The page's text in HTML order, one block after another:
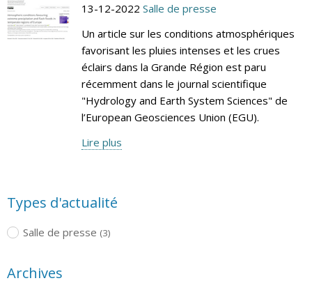
13-12-2022 Salle de presse
Un article sur les conditions atmosphériques
favorisant les pluies intenses et les crues
éclairs dans la Grande Région est paru
récemment dans le journal scientifique
"Hydrology and Earth System Sciences" de
l’European Geosciences Union (EGU).
Lire plus
Types d'actualité
Salle de presse (3)
Archives